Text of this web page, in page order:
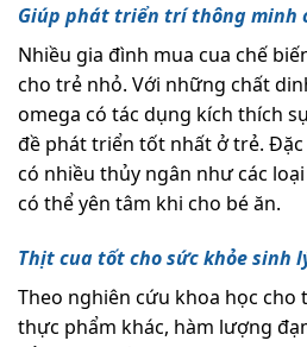
Giúp phát triển trí thông minh
Nhiều gia đình mua cua chế
cho trẻ nhỏ. Với những chất
omega có tác dụng kích thích
đề phát triển tốt nhất ở trẻ.
có nhiều thủy ngân như các
có thể yên tâm khi cho bé ăn.
Thịt cua tốt cho sức khỏe sinh
Theo nghiên cứu khoa học cho
thực phẩm khác, hàm lượng